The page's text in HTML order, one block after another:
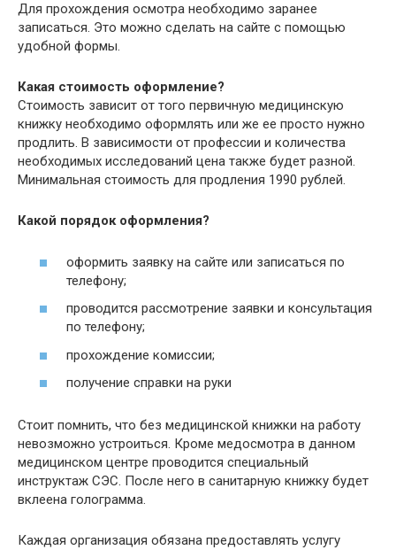
Для прохождения осмотра необходимо заранее
записаться. Это можно сделать на сайте с помощью
удобной формы.
Какая стоимость оформление?
Стоимость зависит от того первичную медицинскую
книжку необходимо оформлять или же ее просто нужно
продлить. В зависимости от профессии и количества
необходимых исследований цена также будет разной.
Минимальная стоимость для продления 1990 рублей.
Какой порядок оформления?
оформить заявку на сайте или записаться по
телефону;
проводится рассмотрение заявки и консультация
по телефону;
прохождение комиссии;
получение справки на руки
Стоит помнить, что без медицинской книжки на работу
невозможно устроиться. Кроме медосмотра в данном
медицинском центре проводится специальный
инструктаж СЭС. После него в санитарную книжку будет
вклеена голограмма.
Каждая организация обязана предоставлять услугу